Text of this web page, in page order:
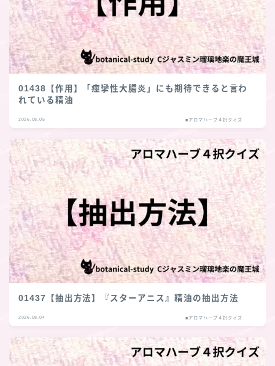
01438【作用】「痙攣性大腸炎」にも期待できると言わ
れている精油
2026.08.05 ■アロマハーブ４択クイズ
01437【抽出方法】『スターアニス』精油の抽出方法
2026.08.04 ■アロマハーブ４択クイズ